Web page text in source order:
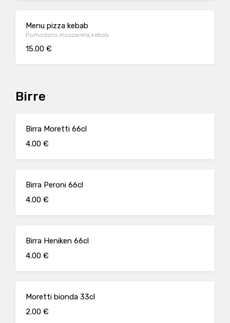
Menu pizza kebab
Pomodoro,mozzarella,kebab
15.00 €
Birre
Birra Moretti 66cl
4.00 €
Birra Peroni 66cl
4.00 €
Birra Heniken 66cl
4.00 €
Moretti bionda 33cl
2.00 €